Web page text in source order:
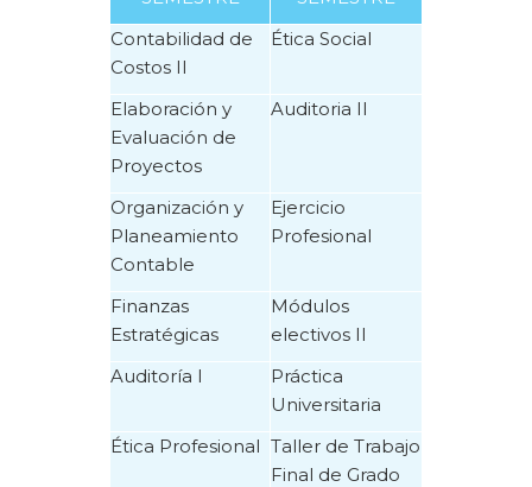
Contabilidad de
Costos II
Ética Social
Elaboración y
Evaluación de
Proyectos
Auditoria II
Organización y
Planeamiento
Contable
Ejercicio
Profesional
Finanzas
Estratégicas
Módulos
electivos II
Auditoría I
Práctica
Universitaria
Ética Profesional Taller de Trabajo
Final de Grado